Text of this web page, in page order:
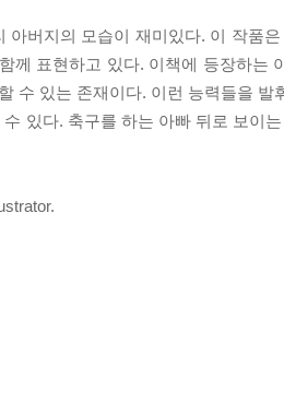
버지의 모습이 재미있다. 이 작품
께 표현하고 있다. 이책에 등장하는
수 있는 존재이다. 이런 능력들을 발
있다. 축구를 하는 아빠 뒤로 보이